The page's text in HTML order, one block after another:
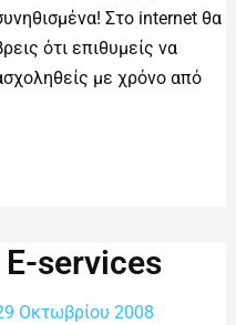
Στο internet θα
ότι επιθυμείς να
με χρόνο από
services
Οκτωβρίου 2008